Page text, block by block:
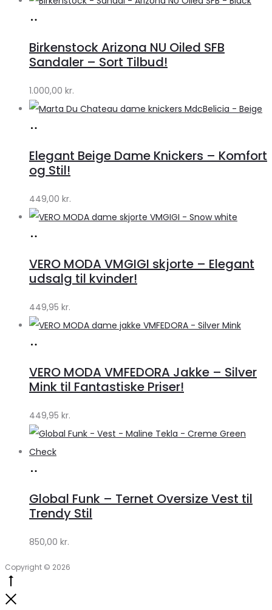
Lykke
Lykke
Birkenstock Arizona NU Oiled SFB
Sandaler – Sort Tilbud!
1.000,00 kr.
Klædeskabet.dk
Elegant Beige Dame Knickers – Komfort
og Stil!
449,00 kr.
Klædeskabet.dk
VERO MODA VMGIGI skjorte – Elegant
udsalg til kvinder!
449,95 kr.
Klædeskabet.dk
VERO MODA VMFEDORA Jakke – Silver
Mink til Fantastiske Priser!
449,95 kr.
Lykke
Lykke
Global Funk – Ternet Oversize Vest til
Trendy Stil
850,00 kr.
Copyright © 2026